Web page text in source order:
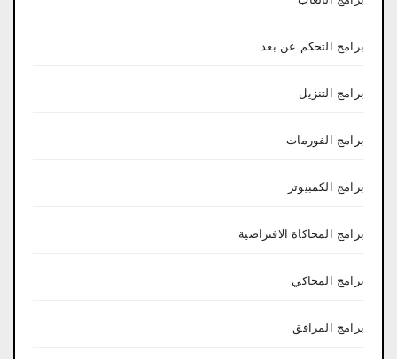
برامج التحكم عن بعد
برامج التنزيل
برامج الفورمات
برامج الكمبيوتر
برامج المحاكاة الافتراضية
برامج المحاكي
برامج المرافق